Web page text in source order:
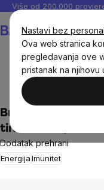
Nastavi bez
Ova web stranica
pregledavanja ove
pristanak na njihovu
Preskoči
sadržaj
Više od 200.000
BrainMax Pure®
tinktura 1:3, 100 ml
Dodatak prehrani
EnergijaImunitet